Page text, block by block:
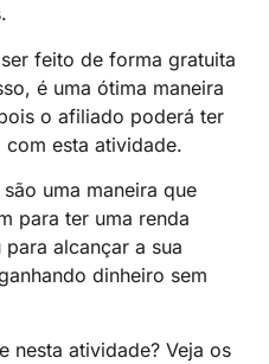
feito de forma gratuita
é uma ótima maneira
o afiliado poderá ter
esta atividade.
uma maneira que
para ter uma renda
alcançar a sua
dinheiro sem
nesta atividade? Veja os